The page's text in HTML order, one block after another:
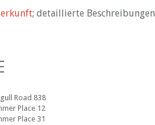
; detaillierte Beschreibungen
Road 838
Place 12
Place 31